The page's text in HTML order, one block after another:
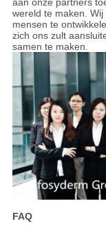
wereld te maken.
mensen te
zich ons zult
samen te maken.
FAQ